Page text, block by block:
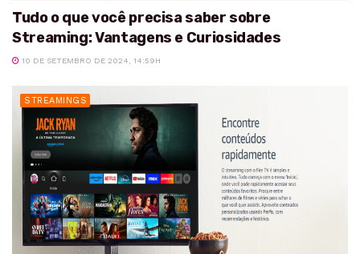
Tudo o que você precisa saber sobre
Streaming: Vantagens e Curiosidades
10 DE SETEMBRO DE 2024, 14:59H
STREAMINGS